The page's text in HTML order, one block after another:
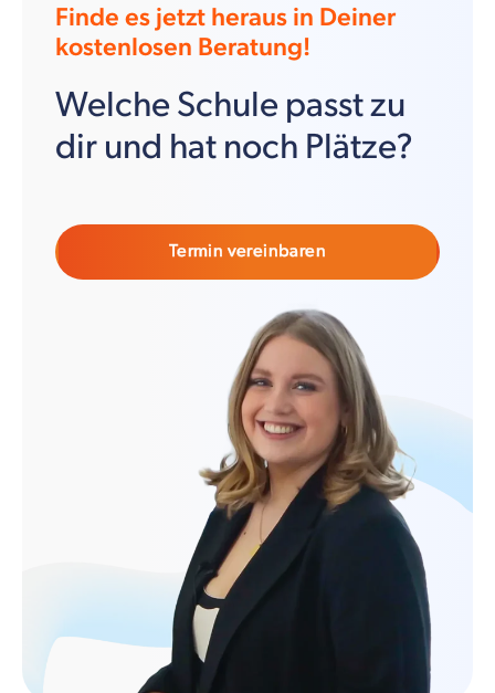
Finde es jetzt heraus in Deiner
kostenlosen Beratung!
Welche Schule passt zu
dir und hat noch Plätze?
Termin vereinbaren